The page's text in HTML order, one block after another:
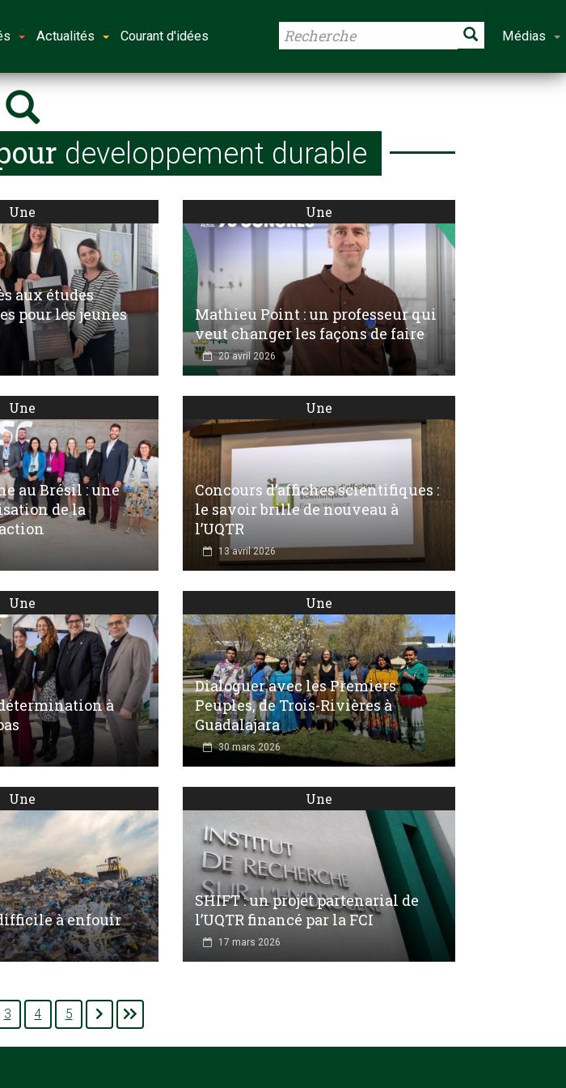
Actualités Courant d'idées Médias
developpement durable
Une
aux études
pour les jeunes
Une
Mathieu Point : un professeur qui
veut changer les façons de faire
20 avril 2026
Une
au Brésil : une
de la
Une
Concours d’affiches scientifiques :
le savoir brille de nouveau à
l’UQTR
13 avril 2026
Une
à
Une
Dialoguer avec les Premiers
Peuples, de Trois-Rivières à
Guadalajara
30 mars 2026
Une
à enfouir
Une
SHIFT : un projet partenarial de
l’UQTR financé par la FCI
17 mars 2026
3 4 5